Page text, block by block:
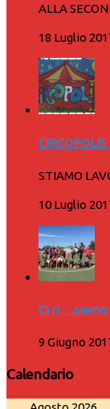
ALLA
18 Luglio
CIRCOPOLIS
STIAMO
10 Luglio
Ci ri….siamo
9 Giugno
Calendario